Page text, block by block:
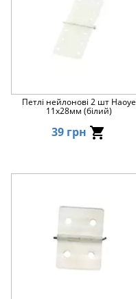
Петлі нейлонові 2 шт Haoye
11x28мм (білий)
39 грн